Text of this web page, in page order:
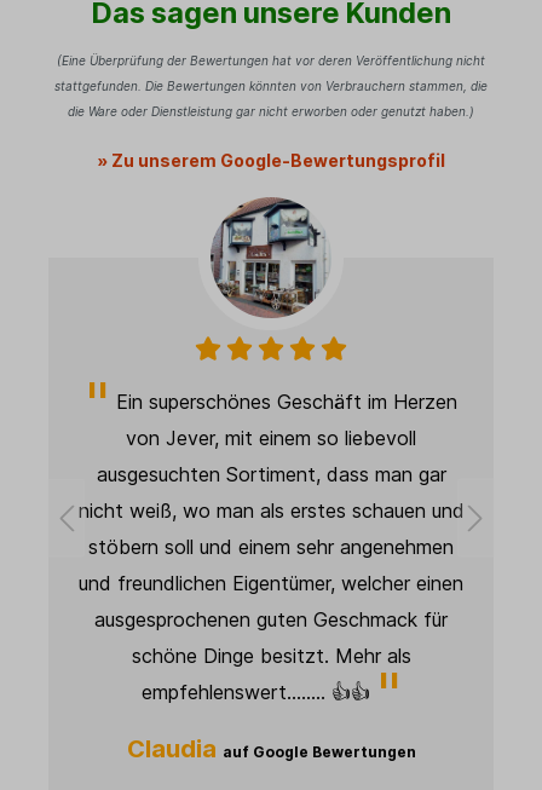
Das sagen unsere Kunden
(Eine Überprüfung der Bewertungen hat vor deren Veröffentlichung nicht
stattgefunden. Die Bewertungen könnten von Verbrauchern stammen, die
die Ware oder Dienstleistung gar nicht erworben oder genutzt haben.)
» Zu unserem Google-Bewertungsprofil
und
einen
Super schnelle Lieferung. Produkt wie
beschrieben und wie abgebildet. Sehr
Qualität, wird als Deko in meinem Studio
verwendet und sieht super aus. Die
ist spitze. Weiter so! 👍🏻
Janett